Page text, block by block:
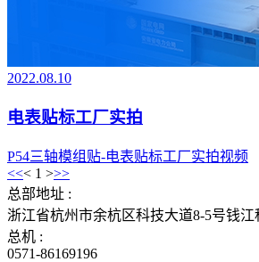
2022.08.10
电表贴标工厂实拍
P54三轴模组贴-电表贴标工厂实拍视频
<<< 1 >>>
总部地址 :
浙江省杭州市余杭区科技大道8-5号钱江
总机 :
0571-86169196